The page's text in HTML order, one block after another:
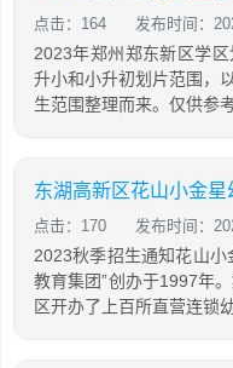
点击：164 发布时间：
2023年郑州郑东新区学
升小和小升初划片范围，
生范围整理而来。仅供参
点击：170 发布时间：
2023秋季招生通知花山
教育集团”创办于1997年
区开办了上百所直营连锁